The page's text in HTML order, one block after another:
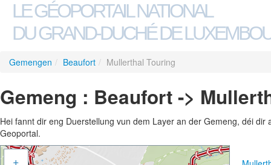
LE GÉOPORTAIL NATIONAL
DU GRAND-DUCHÉ DE
Gemengen / Beaufort / Mullerthal Touring
Gemeng : Beaufort ->
Hei fannt dir eng Duerstellung vun dem Layer an der Gemeng, déi
Geoportal.
+